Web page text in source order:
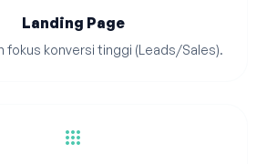
Landing Page
fokus konversi tinggi (Leads/Sales).
apps